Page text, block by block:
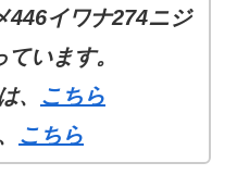
446イワナ274ニジ
います。
、 こちら
こちら